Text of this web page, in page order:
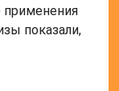
применения
показали,